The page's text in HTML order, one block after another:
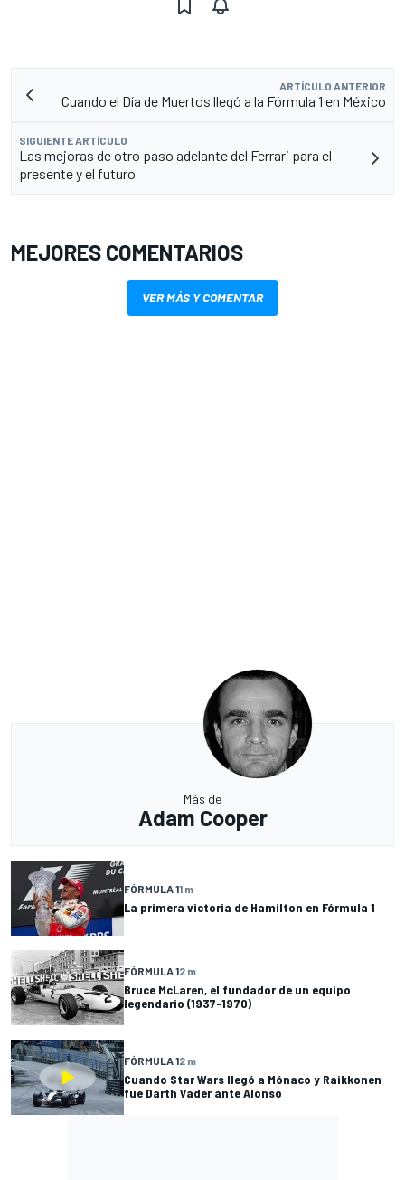
ARTÍCULO ANTERIOR
Cuando el Día de Muertos llegó a la Fórmula 1 en México
SIGUIENTE ARTÍCULO
Las mejoras de otro paso adelante del Ferrari para el
presente y el futuro
MEJORES COMENTARIOS
VER MÁS Y COMENTAR
Más de
Adam Cooper
FÓRMULA 11 m
La primera victoria de Hamilton en Fórmula 1
FÓRMULA 12 m
Bruce McLaren, el fundador de un equipo
legendario (1937-1970)
FÓRMULA 12 m
Cuando Star Wars llegó a Mónaco y Raikkonen
fue Darth Vader ante Alonso